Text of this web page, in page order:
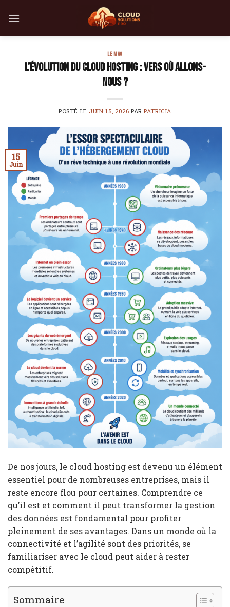
LE MAG
L’évolution du cloud hosting : vers où allons-
nous ?
POSTÉ LE JUIN 15, 2026 PARPATRICIA
15
Juin
De nos jours, le cloud hosting est devenu un élément
essentiel pour de nombreuses entreprises, mais il
reste encore flou pour certaines. Comprendre ce
qu’il est et comment il peut transformer la gestion
des données est fondamental pour profiter
pleinement de ses avantages. Dans un monde où la
connectivité et l’agilité sont des priorités, se
familiariser avec le cloud peut aider à rester
compétitif.
Sommaire